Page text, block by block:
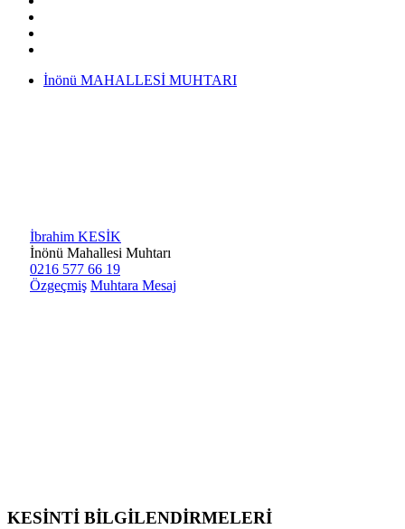
İnönü MAHALLESİ MUHTARI
İbrahim KESİK
İnönü Mahallesi Muhtarı
0216 577 66 19
Özgeçmiş Muhtara Mesaj
KESİNTİ BİLGİLENDİRMELERİ